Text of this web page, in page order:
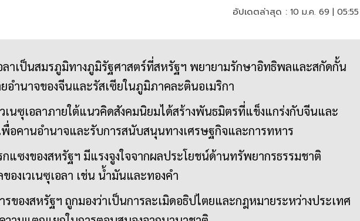
อัปเดตล่าสุด : 10 ม.ค. 69 |
อลาเป็นสมรภูมิทางภูมิรัฐศาสตร์ที่สหรัฐฯ พยายามรักษาอิทธิพลและสกัดกั้น
อำนาจของจีนและรัสเซียในภูมิภาคละตินอเมริกา
เนซุเอลาภายใต้แนวคิดสังคมนิยมได้สร้างพันธมิตรที่แข็งแกร่งกับจีนและ
พื่อคานอำนาจและรับการสนับสนุนทางเศรษฐกิจและการทหาร
แซงของสหรัฐฯ มีแรงจูงใจจากผลประโยชน์ด้านทรัพยากรธรรมชาติ
องเวเนซุเอลา เช่น น้ำมันและทองคำ
ของสหรัฐฯ ถูกมองว่าเป็นการละเมิดอธิปไตยและกฎหมายระหว่างประเทศ